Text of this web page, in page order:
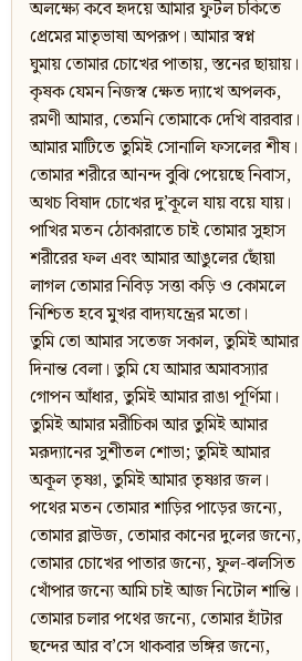
অলক্ষ্যে কবে হৃদয়ে আমার ফুটল চকিতে
প্রেমের মাতৃভাষা অপরূপ। আমার স্বপ্ন
ঘুমায় তোমার চোখের পাতায়, স্তনের ছায়ায়।
কৃষক যেমন নিজস্ব ক্ষেত দ্যাখে অপলক,
রমণী আমার, তেমনি তোমাকে দেখি বারবার।
আমার মাটিতে তুমিই সোনালি ফসলের শীষ।
তোমার শরীরে আনন্দ বুঝি পেয়েছে নিবাস,
অথচ বিষাদ চোখের দু’কূলে যায় বয়ে যায়।
পাখির মতন ঠোকারাতে চাই তোমার সুহাস
শরীরের ফল এবং আমার আঙুলের ছোঁয়া
লাগল তোমার নিবিড় সত্তা কড়ি ও কোমলে
নিশ্চিত হবে মুখর বাদ্যযন্ত্রের মতো।
তুমি তো আমার সতেজ সকাল, তুমিই আমার
দিনান্ত বেলা। তুমি যে আমার অমাবস্যার
গোপন আঁধার, তুমিই আমার রাঙা পূর্ণিমা।
তুমিই আমার মরীচিকা আর তুমিই আমার
মরূদ্যানের সুশীতল শোভা; তুমিই আমার
অকূল তৃষ্ণা, তুমিই আমার তৃষ্ণার জল।
পথের মতন তোমার শাড়ির পাড়ের জন্যে,
তোমার ব্লাউজ, তোমার কানের দুলের জন্যে,
তোমার চোখের পাতার জন্যে, ফুল-ঝলসিত
খোঁপার জন্যে আমি চাই আজ নিটোল শান্তি।
তোমার চলার পথের জন্যে, তোমার হাঁটার
ছন্দের আর ব’সে থাকবার ভঙ্গির জন্যে,